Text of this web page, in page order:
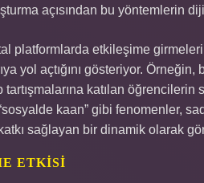
açısından bu yöntemlerin
platformlarda etkileşime
yol açtığını gösteriyor.
katılan öğrencilerin
kaan” gibi fenomenler,
sağlayan bir dinamik olarak
ETKISI